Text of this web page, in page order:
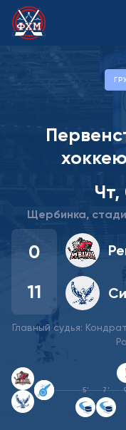
Чт,
Щербинка,
0
11
Главный судья:
5' 7'